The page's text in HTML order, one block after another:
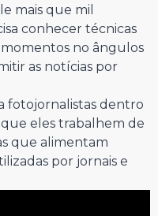
mais que mil
conhecer técnicas
no ângulos
as notícias por
fotojornalistas dentro
eles trabalhem de
que alimentam
por jornais e